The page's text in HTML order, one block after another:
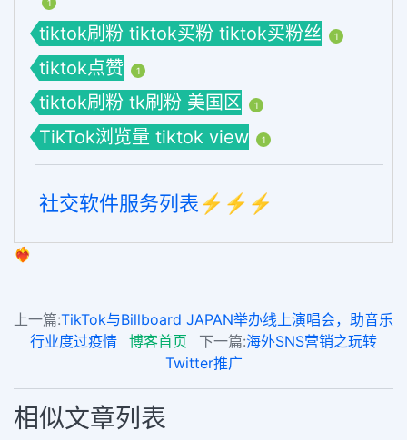
1
tiktok刷粉 tiktok买粉 tiktok买粉丝 1
tiktok点赞 1
tiktok刷粉 tk刷粉 美国区 1
TikTok浏览量 tiktok view 1
社交软件服务列表⚡️⚡️⚡️
❤️‍🔥
上一篇:TikTok与Billboard JAPAN举办线上演唱会，助音乐
行业度过疫情
博客首页 下一篇:海外SNS营销之玩转
Twitter推广
相似文章列表